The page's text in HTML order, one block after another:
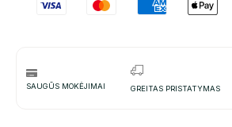
SAUGŪS MOKĖJIMAI GREITAS PRISTATYMAS